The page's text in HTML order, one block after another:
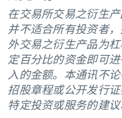
在交易所交易之衍生
并不适合所有投资者
外交易之衍生产品为
定百分比的资金即可
入的金额。本通讯不
招股章程或公开发行
特定投资或服务的建议